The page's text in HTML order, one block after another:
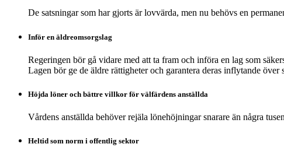
De satsningar som har gjorts är lovvärda, men nu behövs en
Inför en äldreomsorgslag
Regeringen bör gå vidare med att ta fram och införa en lag som
Lagen bör ge de äldre rättigheter och garantera deras inflytande över
Höjda löner och bättre villkor för välfärdens anställda
Vårdens anställda behöver rejäla lönehöjningar snarare än några
Heltid som norm i offentlig sektor